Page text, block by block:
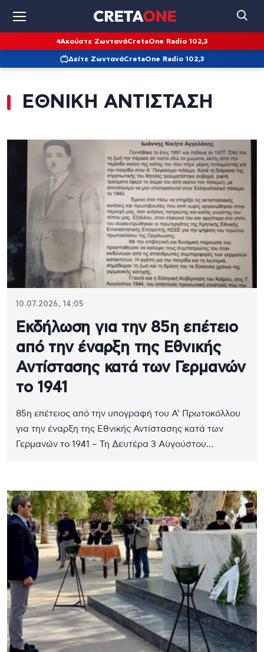
Ακούστε ΖωντανάCretaOne Radio 102,3
Δείτε ΖωντανάCretaOne Radio 102,3
ΕΘΝΙΚΗ ΑΝΤΙΣΤΑΣΗ
10.07.2026, 14:05
Εκδήλωση για την 85η επέτειο
από την έναρξη της Εθνικής
Αντίστασης κατά των Γερμανών
το 1941
85η επέτειος από την υπογραφή του Α’ Πρωτοκόλλου
για την έναρξη της Εθνικής Αντίστασης κατά των
Γερμανών το 1941 – Τη Δευτέρα 3 Αυγούστου…